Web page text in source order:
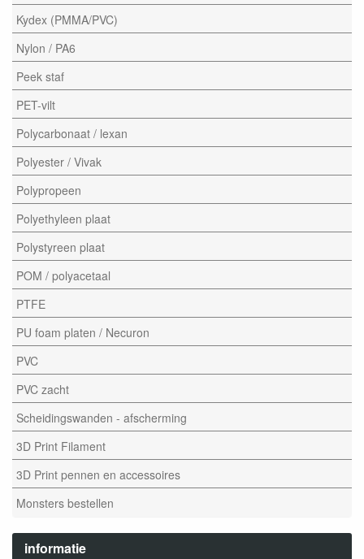
Kydex (PMMA/PVC)
Nylon / PA6
Peek staf
PET-vilt
Polycarbonaat / lexan
Polyester / Vivak
Polypropeen
Polyethyleen plaat
Polystyreen plaat
POM / polyacetaal
PTFE
PU foam platen / Necuron
PVC
PVC zacht
Scheidingswanden - afscherming
3D Print Filament
3D Print pennen en accessoires
Monsters bestellen
informatie